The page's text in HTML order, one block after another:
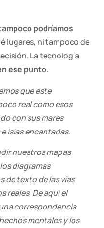
podríamos
lugares, ni tampoco de
La tecnología
ese punto.
que este
real como esos
con sus mares
islas encantadas.
nuestros mapas
diagramas
de texto de las vías
reales. De aquí el
correspondencia
mentales y los